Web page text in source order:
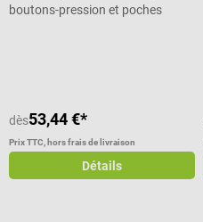
boutons-pression et poches
dès53,44 €*
Prix TTC, hors frais de livraison
Détails